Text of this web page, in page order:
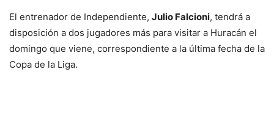
El entrenador de Independiente, Julio Falcioni, tendrá a
disposición a dos jugadores más para visitar a Huracán el
domingo que viene, correspondiente a la última fecha de la
Copa de la Liga.